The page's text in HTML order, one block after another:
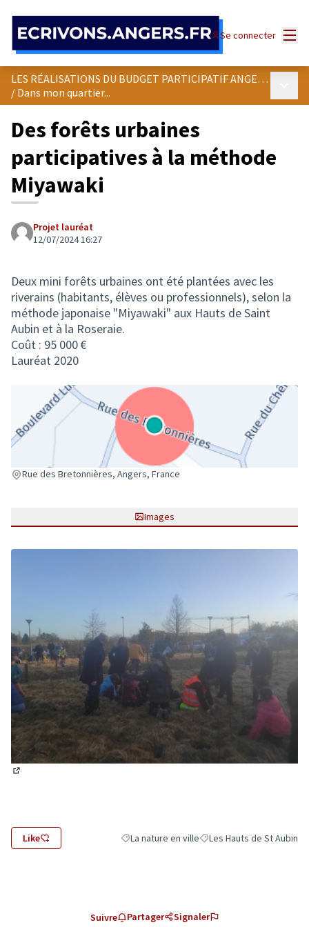
Se connecter
LES RÉALISATIONS DU BUDGET PARTICIPATIF ANGEVIN
/ Dans mon quartier...
Des forêts urbaines
participatives à la méthode
Miyawaki
Projet lauréat
12/07/2024 16:27
Deux mini forêts urbaines ont été plantées avec les
riverains (habitants, élèves ou professionnels), selon la
méthode japonaise "Miyawaki" aux Hauts de Saint
Aubin et à la Roseraie.
Coût : 95 000 €
Lauréat 2020
Rue des Bretonnières, Angers, France
(Lien externe)
Images
Like Filtrer les résultats de la catégorie : La
La nature en villeFiltrer les résultats pour
Les Hauts de St Aubin
Suivre Partager Signaler